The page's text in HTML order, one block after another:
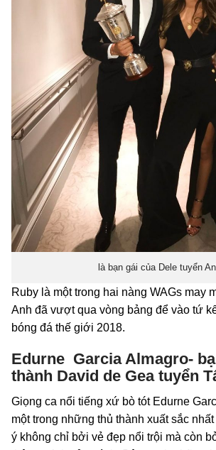
là bạn gái của Dele tuyển
Ruby là một trong hai nàng WAGs may
Anh đã vượt qua vòng bảng để vào tứ
bóng đá thế giới 2018.
Edurne Garcia Almagro-
thành David de Gea tuyển
Giọng ca nổi tiếng xứ bò tót Edurne
một trong những thủ thành xuất sắc
ý không chỉ bởi vẻ đẹp nổi trội mà còn